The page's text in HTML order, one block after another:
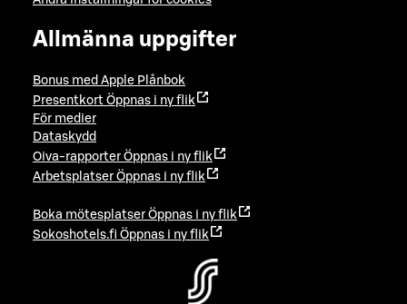
Allmänna uppgifter
Bonus med Apple Plånbok
Presentkort Öppnas i ny flik
För medier
Dataskydd
Oiva-rapporter Öppnas i ny flik
Arbetsplatser Öppnas i ny flik
Boka mötesplatser Öppnas i ny flik
Sokoshotels.fi Öppnas i ny flik